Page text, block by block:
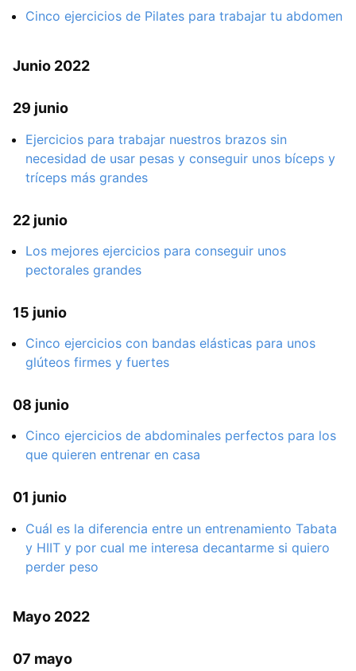
Cinco ejercicios de Pilates para trabajar tu abdomen
Junio 2022
29 junio
Ejercicios para trabajar nuestros brazos sin
necesidad de usar pesas y conseguir unos bíceps y
tríceps más grandes
22 junio
Los mejores ejercicios para conseguir unos
pectorales grandes
15 junio
Cinco ejercicios con bandas elásticas para unos
glúteos firmes y fuertes
08 junio
Cinco ejercicios de abdominales perfectos para los
que quieren entrenar en casa
01 junio
Cuál es la diferencia entre un entrenamiento Tabata
y HIIT y por cual me interesa decantarme si quiero
perder peso
Mayo 2022
07 mayo